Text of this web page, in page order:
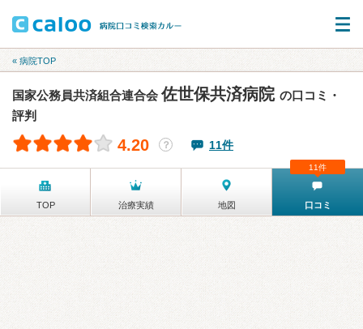
« 病院TOP
国家公務員共済組合連合会 佐世保共済病院 の口コミ・
評判
4.20 ？ 11件
TOP 治療実績 地図 口コミ
11件